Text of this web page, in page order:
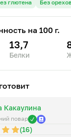
глютена Без
на 100 г.
13,7
Белки
Какаулина
повар
(16)